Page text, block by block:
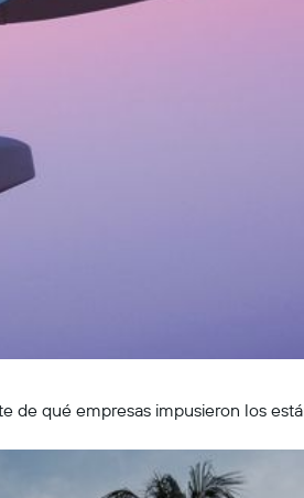
de qué empresas impusieron los